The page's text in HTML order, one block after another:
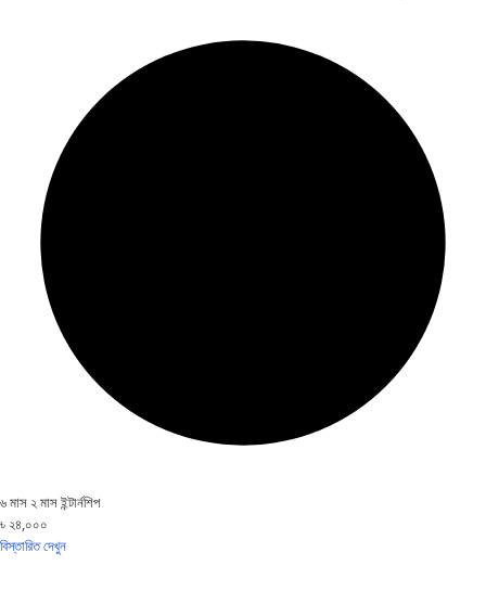
৬ মাস ২ মাস ইন্টার্নশিপ
৳ ২৪,০০০
বিস্তারিত দেখুন